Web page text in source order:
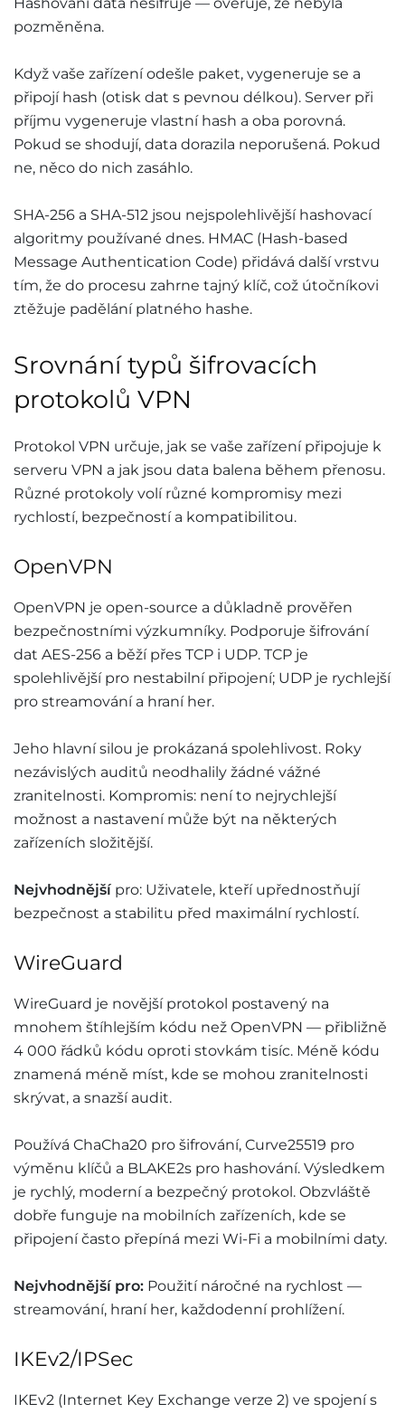
pozměněna.
Když vaše zařízení odešle paket, vygeneruje se a
připojí hash (otisk dat s pevnou délkou). Server při
příjmu vygeneruje vlastní hash a oba porovná.
Pokud se shodují, data dorazila neporušená. Pokud
ne, něco do nich zasáhlo.
SHA-256 a SHA-512 jsou nejspolehlivější hashovací
algoritmy používané dnes. HMAC (Hash-based
Message Authentication Code) přidává další vrstvu
tím, že do procesu zahrne tajný klíč, což útočníkovi
ztěžuje padělání platného hashe.
Srovnání typů šifrovacích
protokolů VPN
Protokol VPN určuje, jak se vaše zařízení připojuje k
serveru VPN a jak jsou data balena během přenosu.
Různé protokoly volí různé kompromisy mezi
rychlostí, bezpečností a kompatibilitou.
OpenVPN
OpenVPN je open-source a důkladně prověřen
bezpečnostními výzkumníky. Podporuje šifrování
dat AES-256 a běží přes TCP i UDP. TCP je
spolehlivější pro nestabilní připojení; UDP je rychlejší
pro streamování a hraní her.
Jeho hlavní silou je prokázaná spolehlivost. Roky
nezávislých auditů neodhalily žádné vážné
zranitelnosti. Kompromis: není to nejrychlejší
možnost a nastavení může být na některých
zařízeních složitější.
Nejvhodnější pro: Uživatele, kteří upřednostňují
bezpečnost a stabilitu před maximální rychlostí.
WireGuard
WireGuard je novější protokol postavený na
mnohem štíhlejším kódu než OpenVPN — přibližně
4 000 řádků kódu oproti stovkám tisíc. Méně kódu
znamená méně míst, kde se mohou zranitelnosti
skrývat, a snazší audit.
Používá ChaCha20 pro šifrování, Curve25519 pro
výměnu klíčů a BLAKE2s pro hashování. Výsledkem
je rychlý, moderní a bezpečný protokol. Obzvláště
dobře funguje na mobilních zařízeních, kde se
připojení často přepíná mezi Wi-Fi a mobilními daty.
Nejvhodnější pro: Použití náročné na rychlost —
streamování, hraní her, každodenní prohlížení.
IKEv2/IPSec
IKEv2 (Internet Key Exchange verze 2) ve spojení s